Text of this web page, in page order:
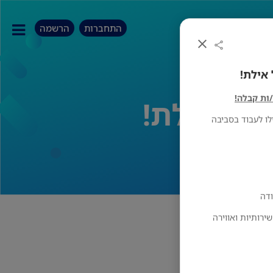
ות קבלה!
לעבוד בסביבה
ואווירה
התחברות הרשמה